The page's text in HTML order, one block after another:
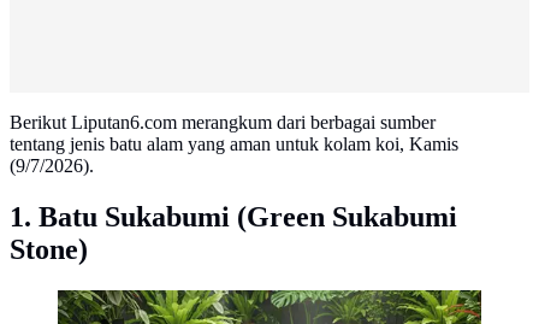
Berikut Liputan6.com merangkum dari berbagai sumber
tentang jenis batu alam yang aman untuk kolam koi, Kamis
(9/7/2026).
1. Batu Sukabumi (Green Sukabumi
Stone)
Jenis Batu Alam yang Aman untuk Kolam Koi. (AI